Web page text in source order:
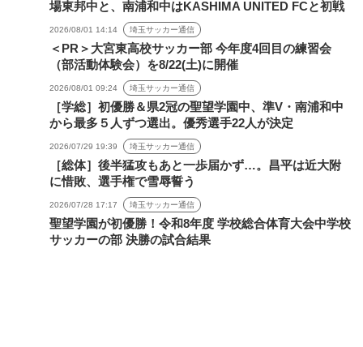
場東邦中と、南浦和中はKASHIMA UNITED FCと初戦
2026/08/01 14:14 埼玉サッカー通信
＜PR＞大宮東高校サッカー部 今年度4回目の練習会
（部活動体験会）を8/22(土)に開催
2026/08/01 09:24 埼玉サッカー通信
［学総］初優勝＆県2冠の聖望学園中、準V・南浦和中
から最多５人ずつ選出。優秀選手22人が決定
2026/07/29 19:39 埼玉サッカー通信
［総体］後半猛攻もあと一歩届かず…。昌平は近大附
に惜敗、選手権で雪辱誓う
2026/07/28 17:17 埼玉サッカー通信
聖望学園が初優勝！令和8年度 学校総合体育大会中学校
サッカーの部 決勝の試合結果